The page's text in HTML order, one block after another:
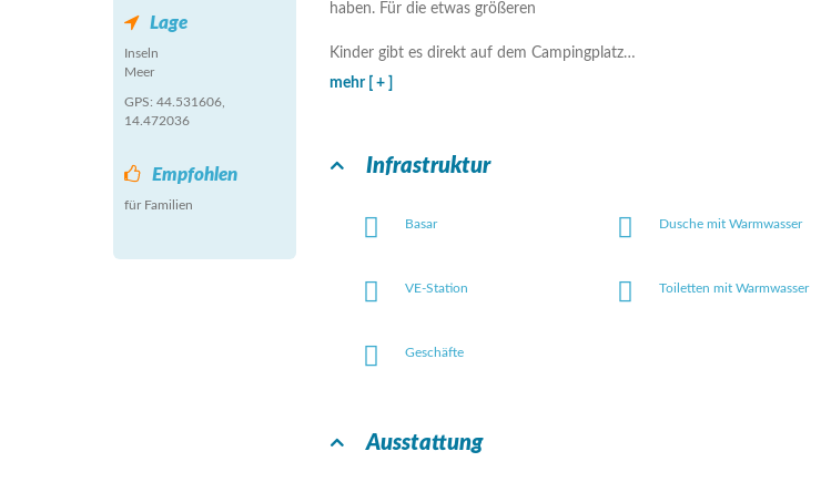
Lage
Inseln
Meer
GPS: 44.531606,
14.472036
Empfohlen
für Familien
haben. Für die etwas größeren
Kinder gibt es direkt auf dem Campingplatz…
mehr [ + ]
Infrastruktur
Basar Dusche mit Warmwasser
VE-Station Toiletten mit Warmwasser
Geschäfte
Ausstattung